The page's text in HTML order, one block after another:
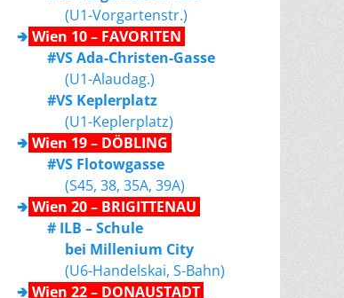
(U1-Vorgartenstr.)
🢂 Wien 10 – FAVORITEN
#VS Ada-Christen-Gasse
(U1-Alaudag.)
#VS Keplerplatz
(U1-Keplerplatz)
🢂 Wien 19 – DÖBLING
#VS Flotowgasse
(S45, 38, 35A, 39A)
🢂 Wien 20 – BRIGITTENAU
# ILB – Schule
bei Millenium City
(U6-Handelskai, S-Bahn)
🢂 Wien 22 – DONAUSTADT